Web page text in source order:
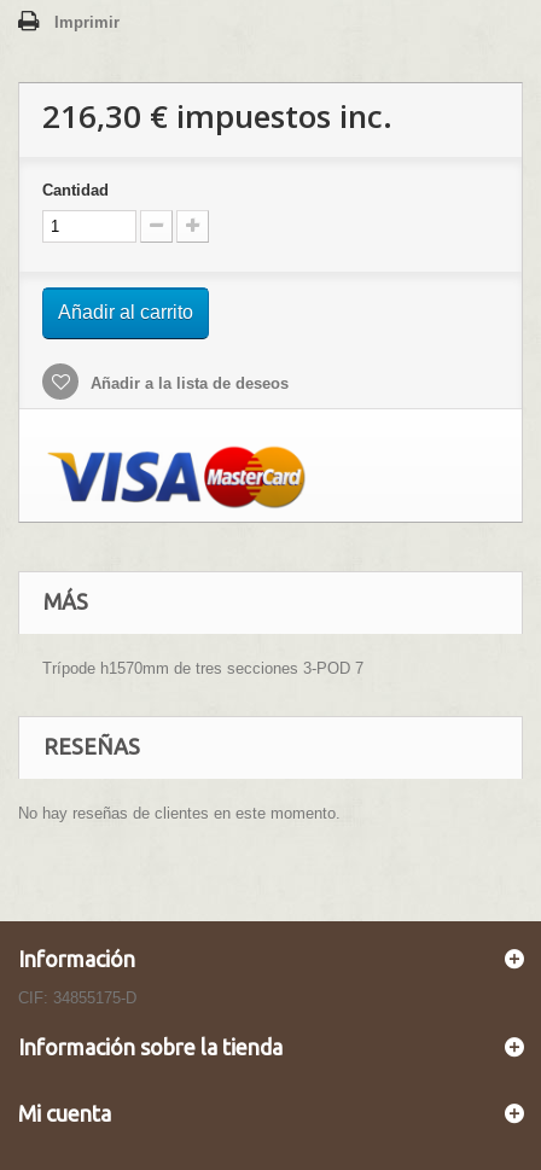
Imprimir
216,30 € impuestos inc.
Cantidad
Añadir al carrito
Añadir a la lista de deseos
MÁS
Trípode h1570mm de tres secciones 3-POD 7
RESEÑAS
No hay reseñas de clientes en este momento.
Información
CIF: 34855175-D
Información sobre la tienda
Mi cuenta